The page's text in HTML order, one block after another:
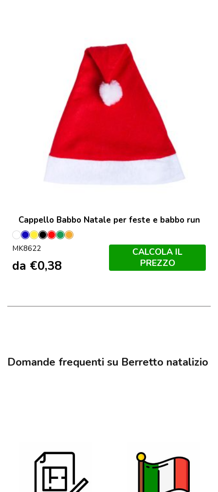
Cappello Babbo Natale per feste e babbo run
Bianco
BluGiallo
NeroRosso
VerdeOrange
MK8622
da €0,38
CALCOLA IL
PREZZO
Domande frequenti su Berretto natalizio